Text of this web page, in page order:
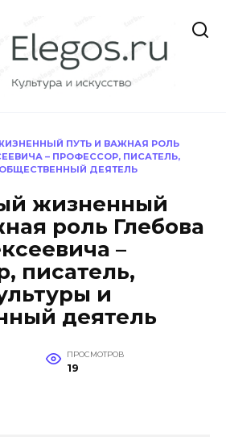
ПУТЬ И ВАЖНАЯ РОЛЬ
– ПРОФЕССОР, ПИСАТЕЛЬ,
ДЕЯТЕЛЬ
жизненный
роль Глебова
–
писатель,
и
деятель
ПРОСМОТРОВ
19